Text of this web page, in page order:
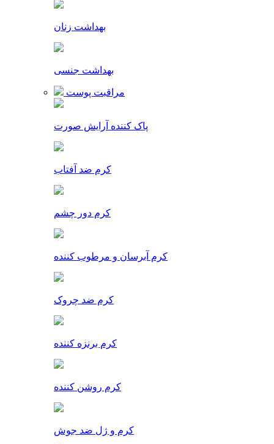
بهداشت زنان
بهداشت جنسی
مراقبت پوست
پاک کننده آرایش صورت
کرم ضد آفتاب
کرم دور چشم
کرم آبرسان و مرطوب کننده
کرم ضد چروک
کرم برنزه کننده
کرم روشن کننده
کرم و ژل ضد جوش